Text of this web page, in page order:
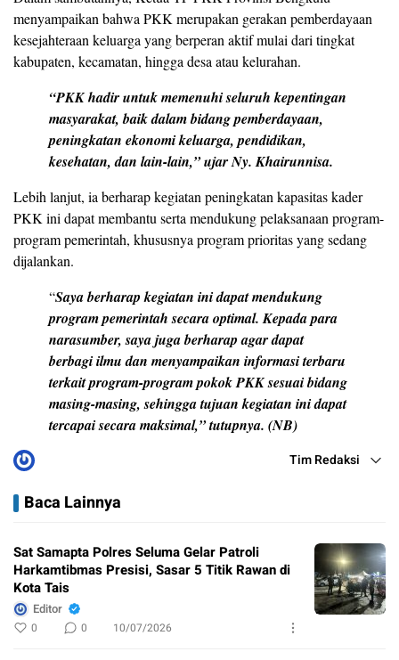
menyampaikan bahwa PKK merupakan gerakan pemberdayaan
kesejahteraan keluarga yang berperan aktif mulai dari tingkat
kabupaten, kecamatan, hingga desa atau kelurahan.
“PKK hadir untuk memenuhi seluruh kepentingan
masyarakat, baik dalam bidang pemberdayaan,
peningkatan ekonomi keluarga, pendidikan,
kesehatan, dan lain-lain,” ujar Ny. Khairunnisa.
Lebih lanjut, ia berharap kegiatan peningkatan kapasitas kader
PKK ini dapat membantu serta mendukung pelaksanaan program-
program pemerintah, khususnya program prioritas yang sedang
dijalankan.
“Saya berharap kegiatan ini dapat mendukung
program pemerintah secara optimal. Kepada para
narasumber, saya juga berharap agar dapat
berbagi ilmu dan menyampaikan informasi terbaru
terkait program-program pokok PKK sesuai bidang
masing-masing, sehingga tujuan kegiatan ini dapat
tercapai secara maksimal,” tutupnya. (NB)
Tim Redaksi
Baca Lainnya
Sat Samapta Polres Seluma Gelar Patroli
Harkamtibmas Presisi, Sasar 5 Titik Rawan di
Kota Tais
Editor
0 0 10/07/2026